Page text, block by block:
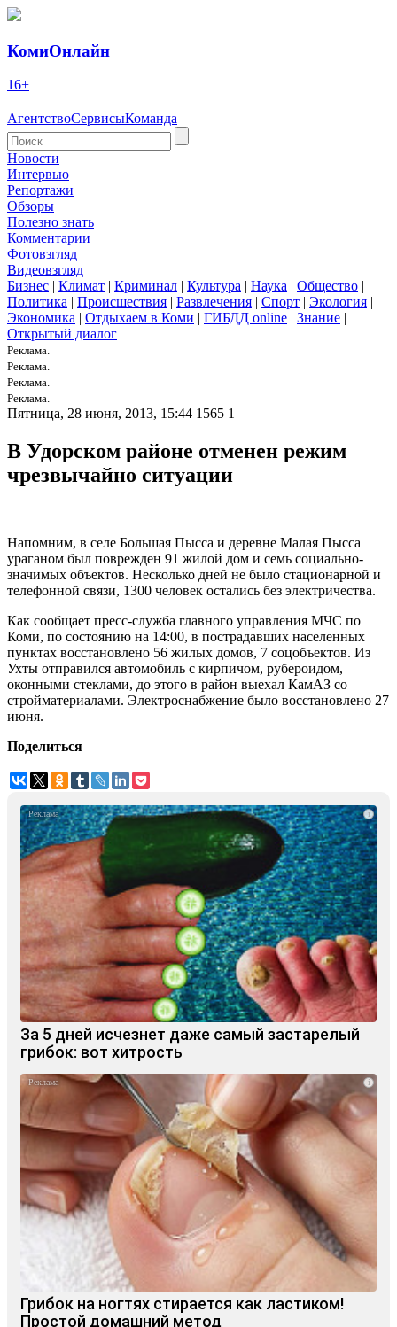
КомиОнлайн
16+
АгентствоСервисыКоманда
Новости
Интервью
Репортажи
Обзоры
Полезно знать
Комментарии
Фотовзгляд
Видеовзгляд
Бизнес | Климат | Криминал | Культура | Наука | Общество |
Политика | Происшествия | Развлечения | Спорт | Экология |
Экономика | Отдыхаем в Коми | ГИБДД online | Знание |
Открытый диалог
Реклама.
Реклама.
Реклама.
Реклама.
Пятница, 28 июня, 2013, 15:44 1565 1
В Удорском районе отменен режим
чрезвычайно ситуации
Напомним, в селе Большая Пысса и деревне Малая Пысса
ураганом был поврежден 91 жилой дом и семь социально-
значимых объектов. Несколько дней не было стационарной и
телефонной связи, 1300 человек остались без электричества.
Как сообщает пресс-служба главного управления МЧС по
Коми, по состоянию на 14:00, в пострадавших населенных
пунктах восстановлено 56 жилых домов, 7 соцобъектов. Из
Ухты отправился автомобиль с кирпичом, рубероидом,
оконными стеклами, до этого в район выехал КамАЗ со
стройматериалами. Электроснабжение было восстановлено 27
июня.
Поделиться
i
За 5 дней исчезнет даже самый застарелый
грибок: вот хитрость
i
Грибок на ногтях стирается как ластиком!
Простой домашний метод